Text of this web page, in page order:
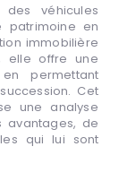
véhicules
patrimoine en
immobilière
elle offre une
permettant
Cet
une analyse
avantages, de
qui lui sont